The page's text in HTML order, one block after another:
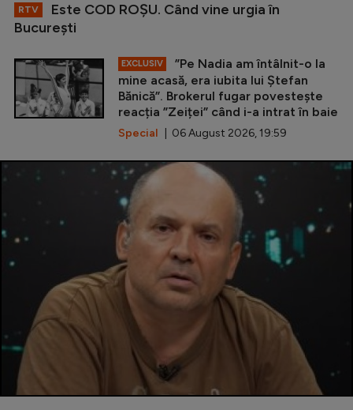
RTV
Este COD ROŞU. Când vine urgia în
Bucureşti
EXCLUSIV
”Pe Nadia am întâlnit-o la
mine acasă, era iubita lui Ștefan
Bănică”. Brokerul fugar povestește
reacția ”Zeiței” când i-a intrat în baie
Special | 06 August 2026, 19:59